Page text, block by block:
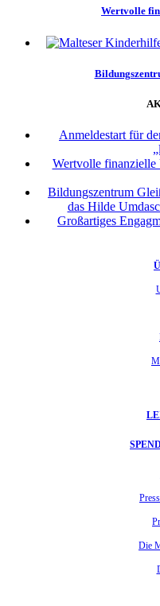
Wertvolle
Anmeldestart für
Wertvolle
Bildungszentrum
das Hilde
Großartiges
Die